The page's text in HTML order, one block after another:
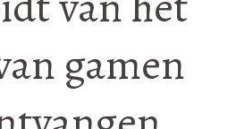
gamen